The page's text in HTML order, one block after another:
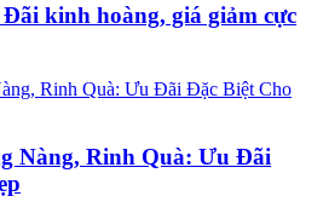
kinh hoàng, giá giảm cực
Nàng, Rinh Quà: Ưu Đãi